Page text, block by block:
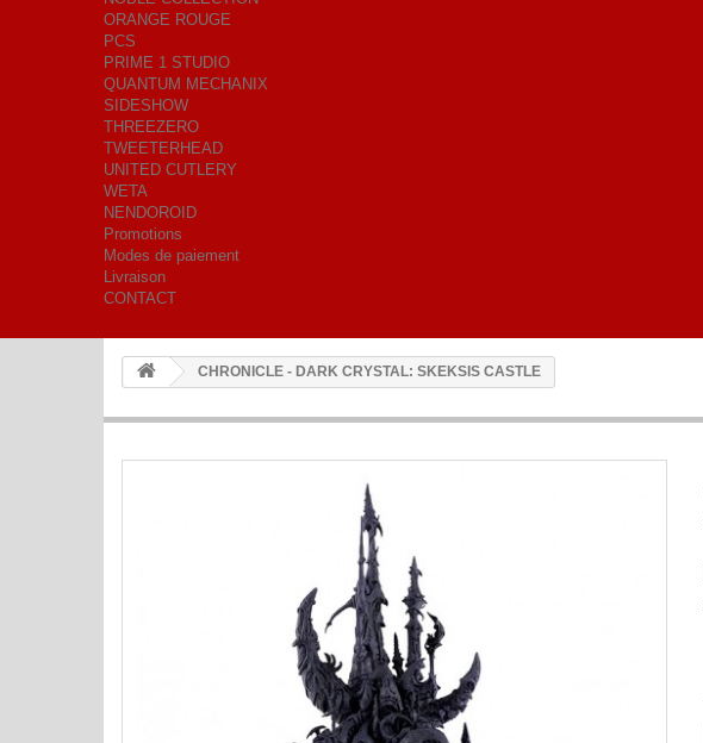
ORANGE ROUGE
PCS
PRIME 1 STUDIO
QUANTUM MECHANIX
SIDESHOW
THREEZERO
TWEETERHEAD
UNITED CUTLERY
WETA
NENDOROID
Promotions
Modes de paiement
Livraison
CONTACT
CHRONICLE - DARK CRYSTAL: SKEKSIS CASTLE